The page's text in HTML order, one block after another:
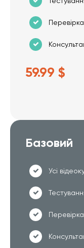
59.99 $
Базовий
Усі